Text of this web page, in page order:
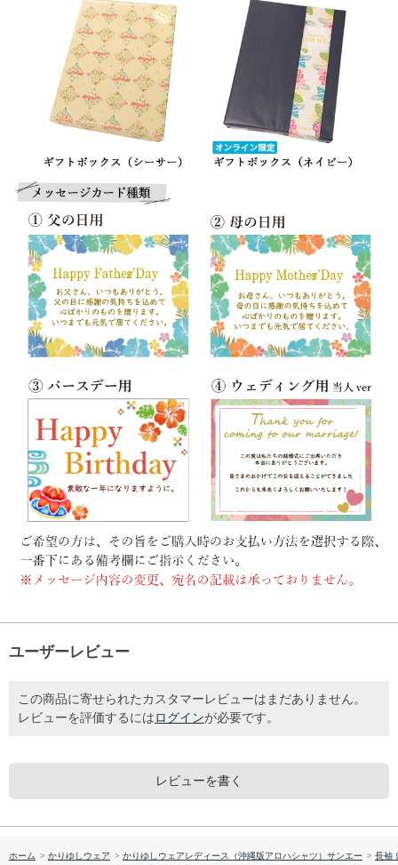
ユーザーレビュー
この商品に寄せられたカスタマーレビューはまだありません。
レビューを評価するには ログインが必要です。
レビューを書く
ホーム > かりゆしウェア > かりゆしウェアレディース（沖縄版アロハシャツ）サンエー > 長袖